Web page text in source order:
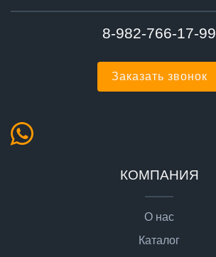
8-982-766-17-99
Заказать звонок
КОМПАНИЯ
О нас
Каталог